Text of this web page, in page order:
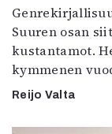
Suuren osan
kustantamot.
kymmenen
Reijo Valta